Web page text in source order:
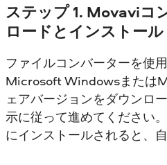
ステップ 1. Movaviコ
ロードとインストール
ファイルコンバーターを使
Microsoft Windowsまたは
ェアバージョンをダウンロ
示に従って進めてください
にインストールされると、